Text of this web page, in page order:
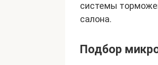
системы
салона.
Подбор